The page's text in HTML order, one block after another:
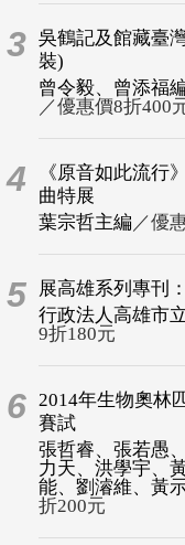
3 吳鶴記及館藏臺
裝)
曾令毅、曾添福
／優惠價8折400
4
《原音如此流行
曲特展
葉宗哲主編 ／優
5
展高雄系列專刊
行政法人高雄市
9折180元
6 2014年生物奧林
賽試
張哲睿、張若愚
力天、洪學宇、
能、劉濬維、黃
折200元